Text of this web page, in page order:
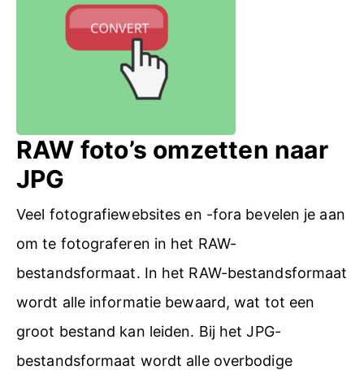
RAW foto’s omzetten naar
JPG
Veel fotografiewebsites en -fora bevelen je aan
om te fotograferen in het RAW-
bestandsformaat. In het RAW-bestandsformaat
wordt alle informatie bewaard, wat tot een
groot bestand kan leiden. Bij het JPG-
bestandsformaat wordt alle overbodige